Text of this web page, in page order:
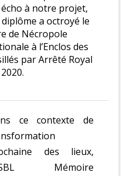
écho à notre projet,
a octroyé le
de Nécropole
à l’Enclos des
par Arrêté Royal
ce contexte de
des lieux,
Mémoire